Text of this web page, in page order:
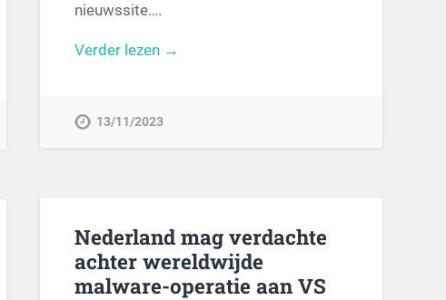
nieuwssite….
Verder lezen →
13/11/2023
Nederland mag verdachte
achter wereldwijde
malware-operatie aan VS